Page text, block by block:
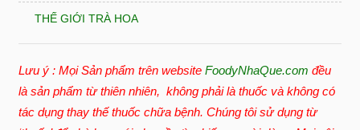
THẾ GIỚI TRÀ HOA
Lưu ý : Mọi Sản phẩm trên website FoodyNhaQue.com đều
là sản phẩm từ thiên nhiên, không phải là thuốc và không có
tác dụng thay thế thuốc chữa bệnh. Chúng tôi sử dụng từ